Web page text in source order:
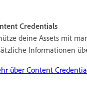
Credentials
deine Assets mit
Informationen
über Content